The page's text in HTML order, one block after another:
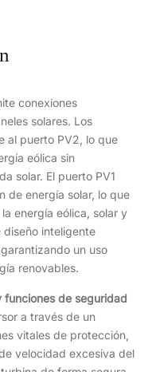
conexiones
solares. Los
al puerto PV2, lo que
eólica sin
solar. El puerto PV1
de energía solar, lo que
energía eólica, solar y
diseño inteligente
un uso
renovables.
funciones de seguridad
a través de un
vitales de protección,
velocidad excesiva del